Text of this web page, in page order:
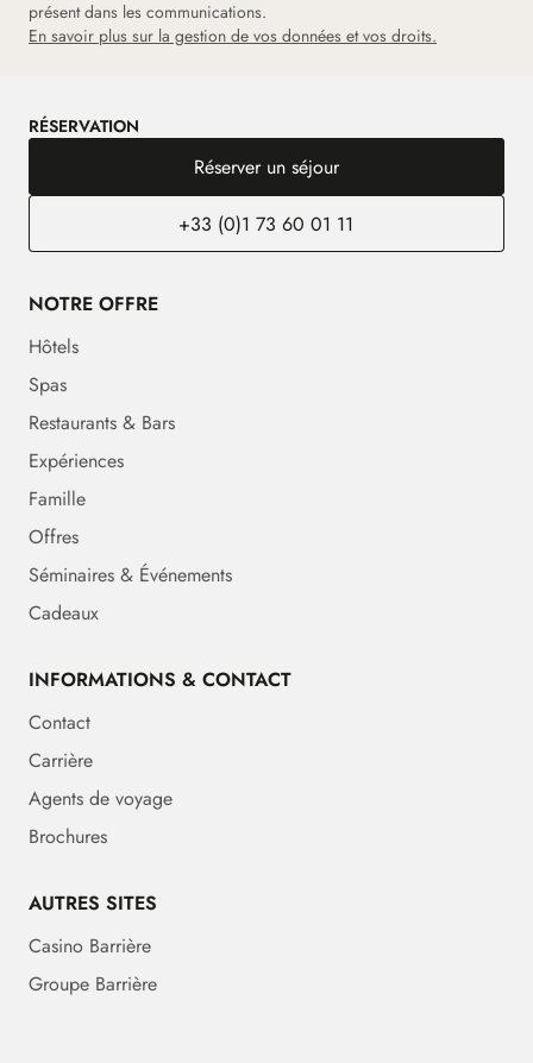
présent dans les communications.
En savoir plus sur la gestion de vos données et vos droits.
RÉSERVATION
Réserver un séjour
+33 (0)1 73 60 01 11
NOTRE OFFRE
Hôtels
Spas
Restaurants & Bars
Expériences
Famille
Offres
Séminaires & Événements
Cadeaux
INFORMATIONS & CONTACT
Contact
Carrière
Agents de voyage
Brochures
AUTRES SITES
Casino Barrière
Groupe Barrière